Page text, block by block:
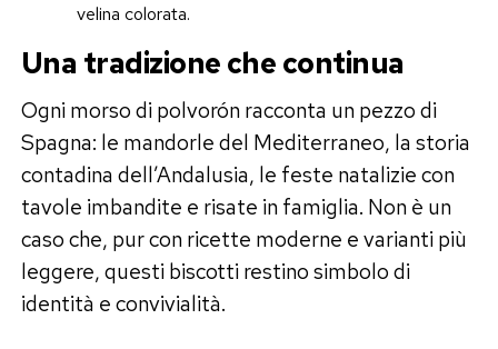
velina colorata.
Una tradizione che continua
Ogni morso di polvorón racconta un pezzo di
Spagna: le mandorle del Mediterraneo, la storia
contadina dell’Andalusia, le feste natalizie con
tavole imbandite e risate in famiglia. Non è un
caso che, pur con ricette moderne e varianti più
leggere, questi biscotti restino simbolo di
identità e convivialità.